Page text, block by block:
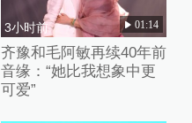
3小时前 01:14
齐豫和毛阿敏再续40年前
音缘：“她比我想象中更
可爱”